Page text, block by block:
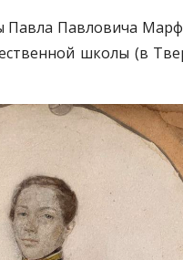
Павла Павловича
школы (в